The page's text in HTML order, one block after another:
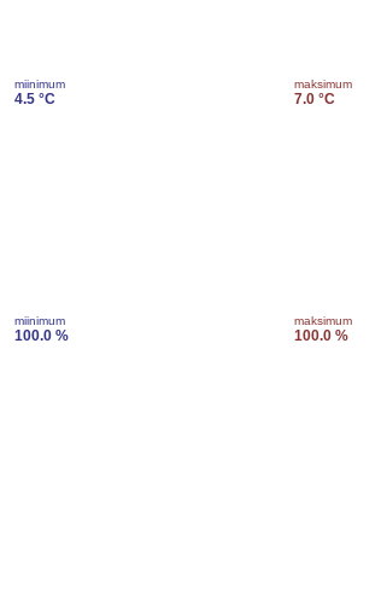
miinimum
4.5 °C
maksimum
7.0 °C
miinimum
100.0 %
maksimum
100.0 %